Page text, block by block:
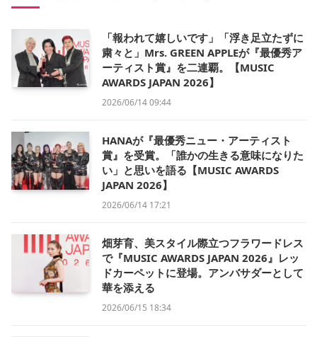
「報われて嬉しいです」「浮き足立たずに
粛々と」Mrs. GREEN APPLEが『最優秀ア
ーティスト賞』を二連覇。【MUSIC
AWARDS JAPAN 2026】
2026/06/14 09:44
HANAが『最優秀ニュー・アーティスト
賞』を受賞。「誰かの生きる意味になりた
い」と思いを語る【MUSIC AWARDS
JAPAN 2026】
2026/06/14 17:21
畑芽育、美スタイル際立つフラワードレス
で『MUSIC AWARDS JAPAN 2026』レッ
ドカーペットに登場。アンバサダーとして
華を添える
2026/06/15 18:34